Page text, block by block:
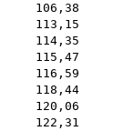
106,38
113,15
114,35
115,47
116,59
118,44
120,06
122,31